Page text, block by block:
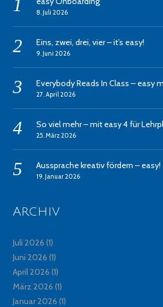
8. Juli 2026
Eins, zwei, drei, vier – it’s easy!
9. Juni 2026
Everybody Reads In Class – easy
27. April 2026
So viel mehr – mit easy 4 für
25. März 2026
Aussprache kreativ fördern – easy!
19. Januar 2026
Archiv
Juli 2026 (1)
Juni 2026 (1)
April 2026 (1)
März 2026 (1)
Januar 2026 (1)